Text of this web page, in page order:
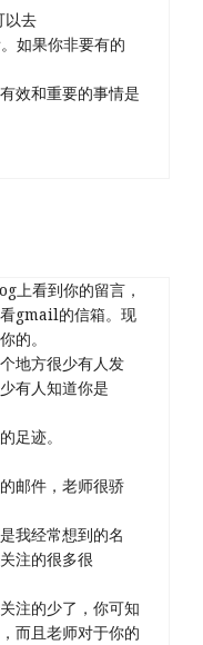
以去
如果你非要有的
效和重要的事情是
上看到你的留言，
gmail的信箱。现
的。
地方很少有人发
有人知道你是
足迹。
邮件，老师很骄
我经常想到的名
注的很多很
注的少了，你可知
而且老师对于你的